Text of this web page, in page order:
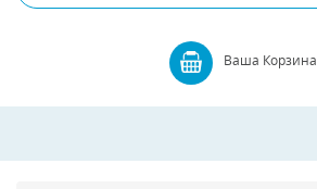
Ваша Корзина